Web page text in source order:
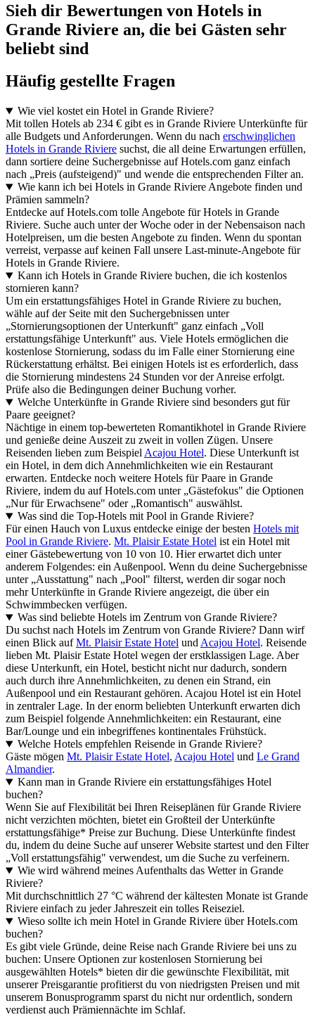
Sieh dir Bewertungen von Hotels in
Grande Riviere an, die bei Gästen sehr
beliebt sind
Häufig gestellte Fragen
Wie viel kostet ein Hotel in Grande Riviere?
Mit tollen Hotels ab 234 € gibt es in Grande Riviere Unterkünfte für
alle Budgets und Anforderungen. Wenn du nach erschwinglichen
Hotels in Grande Riviere suchst, die all deine Erwartungen erfüllen,
dann sortiere deine Suchergebnisse auf Hotels.com ganz einfach
nach „Preis (aufsteigend)" und wende die entsprechenden Filter an.
Wie kann ich bei Hotels in Grande Riviere Angebote finden und
Prämien sammeln?
Entdecke auf Hotels.com tolle Angebote für Hotels in Grande
Riviere. Suche auch unter der Woche oder in der Nebensaison nach
Hotelpreisen, um die besten Angebote zu finden. Wenn du spontan
verreist, verpasse auf keinen Fall unsere Last-minute-Angebote für
Hotels in Grande Riviere.
Kann ich Hotels in Grande Riviere buchen, die ich kostenlos
stornieren kann?
Um ein erstattungsfähiges Hotel in Grande Riviere zu buchen,
wähle auf der Seite mit den Suchergebnissen unter
„Stornierungsoptionen der Unterkunft" ganz einfach „Voll
erstattungsfähige Unterkunft" aus. Viele Hotels ermöglichen die
kostenlose Stornierung, sodass du im Falle einer Stornierung eine
Rückerstattung erhältst. Bei einigen Hotels ist es erforderlich, dass
die Stornierung mindestens 24 Stunden vor der Anreise erfolgt.
Prüfe also die Bedingungen deiner Buchung vorher.
Welche Unterkünfte in Grande Riviere sind besonders gut für
Paare geeignet?
Nächtige in einem top-bewerteten Romantikhotel in Grande Riviere
und genieße deine Auszeit zu zweit in vollen Zügen. Unsere
Reisenden lieben zum Beispiel Acajou Hotel. Diese Unterkunft ist
ein Hotel, in dem dich Annehmlichkeiten wie ein Restaurant
erwarten. Entdecke noch weitere Hotels für Paare in Grande
Riviere, indem du auf Hotels.com unter „Gästefokus" die Optionen
„Nur für Erwachsene" oder „Romantisch" auswählst.
Was sind die Top-Hotels mit Pool in Grande Riviere?
Für einen Hauch von Luxus entdecke einige der besten Hotels mit
Pool in Grande Riviere. Mt. Plaisir Estate Hotel ist ein Hotel mit
einer Gästebewertung von 10 von 10. Hier erwartet dich unter
anderem Folgendes: ein Außenpool. Wenn du deine Suchergebnisse
unter „Ausstattung" nach „Pool" filterst, werden dir sogar noch
mehr Unterkünfte in Grande Riviere angezeigt, die über ein
Schwimmbecken verfügen.
Was sind beliebte Hotels im Zentrum von Grande Riviere?
Du suchst nach Hotels im Zentrum von Grande Riviere? Dann wirf
einen Blick aufMt. Plaisir Estate Hotel und Acajou Hotel. Reisende
lieben Mt. Plaisir Estate Hotel wegen der erstklassigen Lage. Aber
diese Unterkunft, ein Hotel, besticht nicht nur dadurch, sondern
auch durch ihre Annehmlichkeiten, zu denen ein Strand, ein
Außenpool und ein Restaurant gehören. Acajou Hotel ist ein Hotel
in zentraler Lage. In der enorm beliebten Unterkunft erwarten dich
zum Beispiel folgende Annehmlichkeiten: ein Restaurant, eine
Bar/Lounge und ein inbegriffenes kontinentales Frühstück.
Welche Hotels empfehlen Reisende in Grande Riviere?
Gäste mögen Mt. Plaisir Estate Hotel, Acajou Hotel und Le Grand
Almandier.
Kann man in Grande Riviere ein erstattungsfähiges Hotel
buchen?
Wenn Sie auf Flexibilität bei Ihren Reiseplänen für Grande Riviere
nicht verzichten möchten, bietet ein Großteil der Unterkünfte
erstattungsfähige* Preise zur Buchung. Diese Unterkünfte findest
du, indem du deine Suche auf unserer Website startest und den Filter
„Voll erstattungsfähig" verwendest, um die Suche zu verfeinern.
Wie wird während meines Aufenthalts das Wetter in Grande
Riviere?
Mit durchschnittlich 27 °C während der kältesten Monate ist Grande
Riviere einfach zu jeder Jahreszeit ein tolles Reiseziel.
Wieso sollte ich mein Hotel in Grande Riviere über Hotels.com
buchen?
Es gibt viele Gründe, deine Reise nach Grande Riviere bei uns zu
buchen: Unsere Optionen zur kostenlosen Stornierung bei
ausgewählten Hotels* bieten dir die gewünschte Flexibilität, mit
unserer Preisgarantie profitierst du von niedrigsten Preisen und mit
unserem Bonusprogramm sparst du nicht nur ordentlich, sondern
verdienst auch Prämiennächte im Schlaf.